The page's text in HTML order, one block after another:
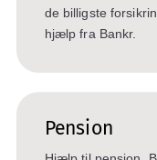
de billigste
hjælp fra Bankr.
Pension